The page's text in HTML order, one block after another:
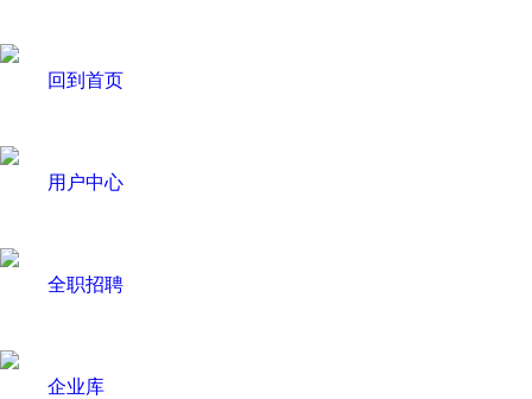
回到首页
用户中心
全职招聘
企业库